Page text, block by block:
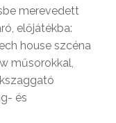
merevedett
előjátékba:
house szcéna
műsorokkal,
és